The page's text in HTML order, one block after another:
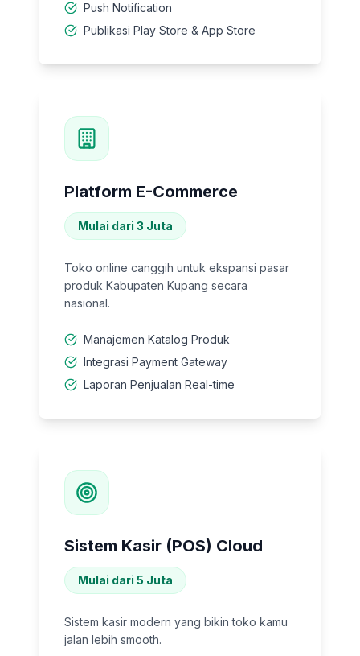
Push Notification
Publikasi Play Store & App Store
Platform E-Commerce
Mulai dari 3 Juta
Toko online canggih untuk ekspansi pasar
produk Kabupaten Kupang secara
nasional.
Manajemen Katalog Produk
Integrasi Payment Gateway
Laporan Penjualan Real-time
Sistem Kasir (POS) Cloud
Mulai dari 5 Juta
Sistem kasir modern yang bikin toko kamu
jalan lebih smooth.